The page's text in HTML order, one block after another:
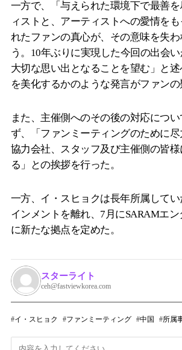
一方で、「与えられた環境下で最善
ィストと、アーティストへの愛情をも
れたファンの真心が、その意味を失
う。10年ぶりに実現した今回の出会
大切な思い出となることを望む」と
を美化するかのような発言がファンの
また、主催側へのその後の対応につ
ず、「ファンミーティングのために
協力会社、スタッフ及び主催側の皆
る」との挨拶を行った。
一方、イ・スヒョクは長年所属して
インメントを離れ、7月にSARAMエ
に新たな拠点を定めた。
スターライト
ceh@fastviewkorea.com
イ・スヒョク ファンミーティング 中国 所属